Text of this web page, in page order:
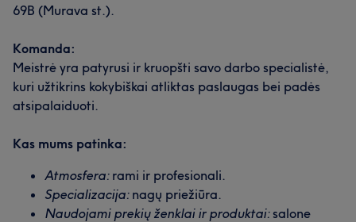
69B (Murava st.).
Komanda:
Meistrė yra patyrusi ir kruopšti savo darbo specialistė,
kuri užtikrins kokybiškai atliktas paslaugas bei padės
atsipalaiduoti.
Kas mums patinka:
Atmosfera: rami ir profesionali.
Specializacija: nagų priežiūra.
Naudojami prekių ženklai ir produktai: salone